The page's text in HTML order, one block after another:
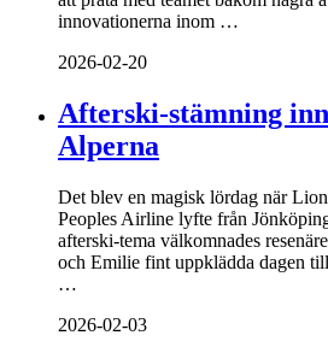
innovationerna inom …
2026-02-20
Afterski-stämning
Alperna
Det blev en magisk lördag när
Peoples Airline lyfte från
afterski-tema välkomnades
och Emilie fint uppklädda dagen
…
2026-02-03